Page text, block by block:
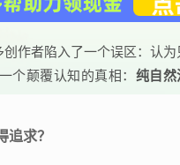
作者陷入了一个误区：认
个颠覆认知的真相： 纯自然
求？